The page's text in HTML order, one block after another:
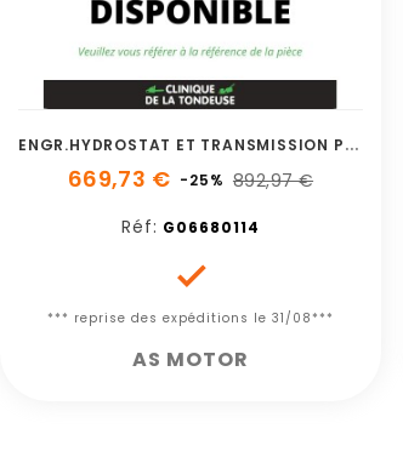
E
NGR.HYDROSTAT ET TRANSMISSION PRIMAIRE
669,73 € -25% 892,97 €
Réf: G06680114

*** reprise des expéditions le 31/08***
AS MOTOR